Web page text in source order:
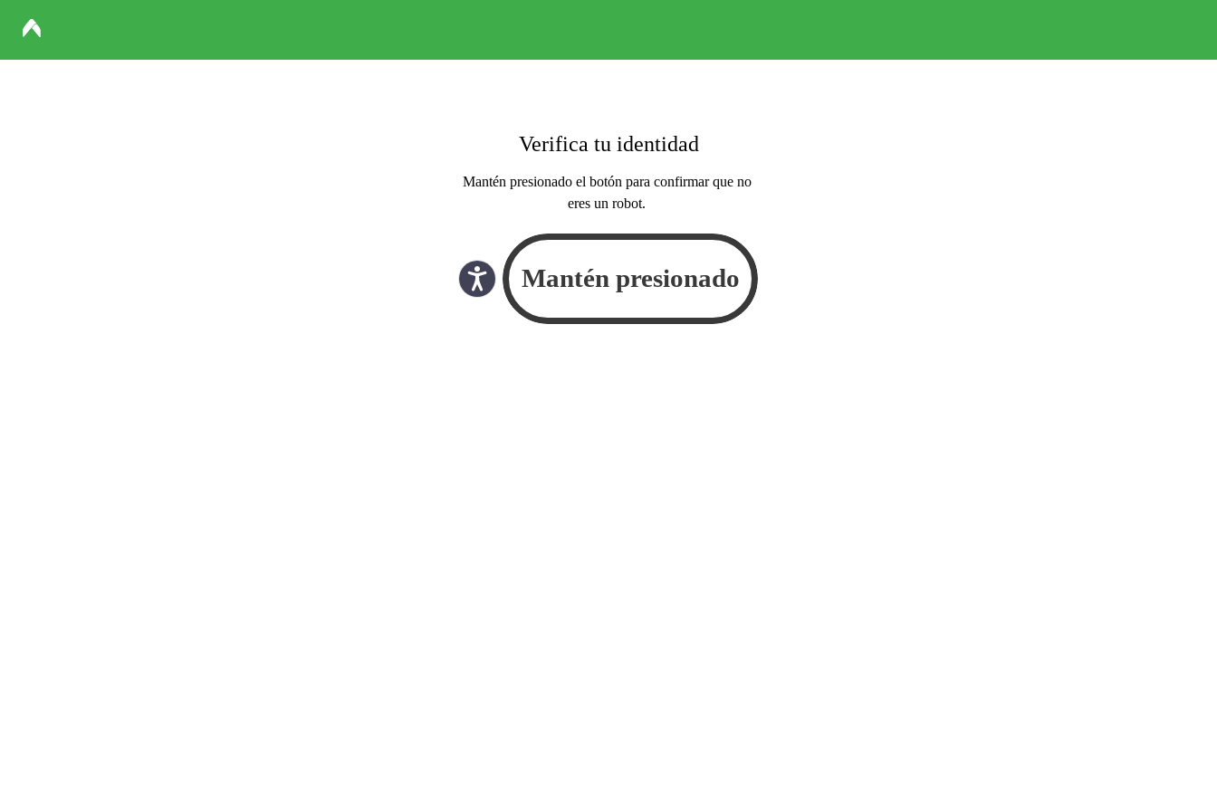
Verifica tu identidad
Mantén presionado el botón para confirmar que no
eres un robot.